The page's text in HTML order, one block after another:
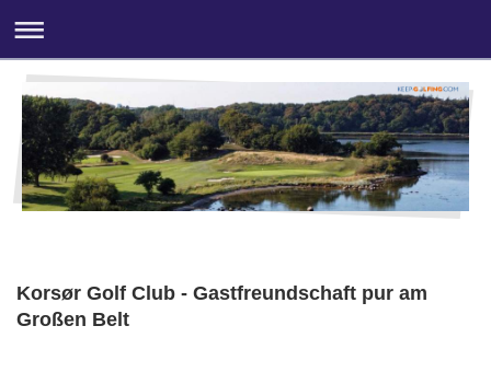
Korsør Golf Club - Gastfreundschaft pur am
Großen Belt